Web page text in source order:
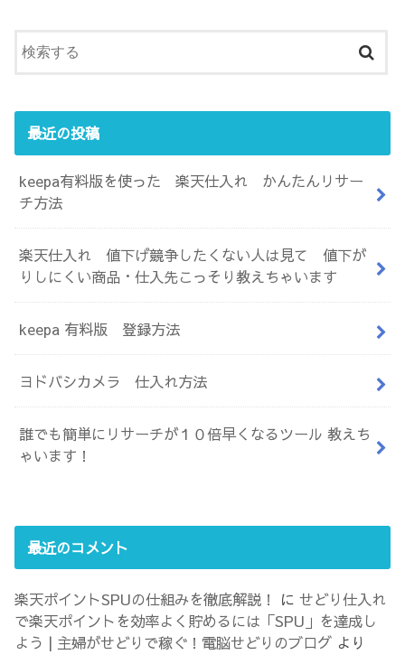
最近の投稿
keepa有料版を使った 楽天仕入れ かんたんリサー
チ方法
楽天仕入れ 値下げ競争したくない人は見て 値下が
りしにくい商品・仕入先こっそり教えちゃいます
keepa 有料版 登録方法
ヨドバシカメラ 仕入れ方法
誰でも簡単にリサーチが１０倍早くなるツール 教えち
ゃいます！
最近のコメント
楽天ポイントSPUの仕組みを徹底解説！ にせどり仕入れ
で楽天ポイントを効率よく貯めるには「SPU」を達成し
よう | 主婦がせどりで稼ぐ！電脳せどりのブログ より